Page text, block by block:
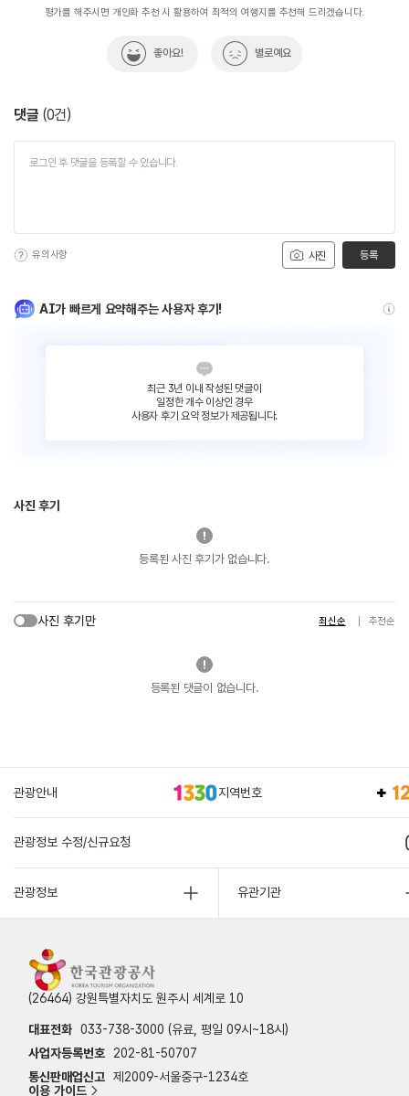
평가를 해주시면 개인화 추천 시 활용하여 최적의 여행지를 추천해 드리겠습니다.
좋아요! 별로예요
댓글 (0건)
사진
유의사항 등록
AI가 빠르게 요약해주는 사용자 후기!
최근 3년 이내 작성된 댓글이
일정한 개수 이상인 경우
사용자 후기 요약 정보가 제공됩니다.
사진 후기
등록된 사진 후기가 없습니다.
사진 후기만 최신순 추천순
등록된 댓글이 없습니다.
관광안내 지역번호
관광정보 수정/신규요청
관광정보 유관기관
(26464) 강원특별자치도 원주시 세계로 10
대표전화 033-738-3000 (유료, 평일 09시~18시)
사업자등록번호
202-81-50707
통신판매업신고 제2009-서울중구-1234호
이용 가이드